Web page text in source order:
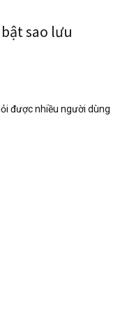
sao lưu
được nhiều người dùng